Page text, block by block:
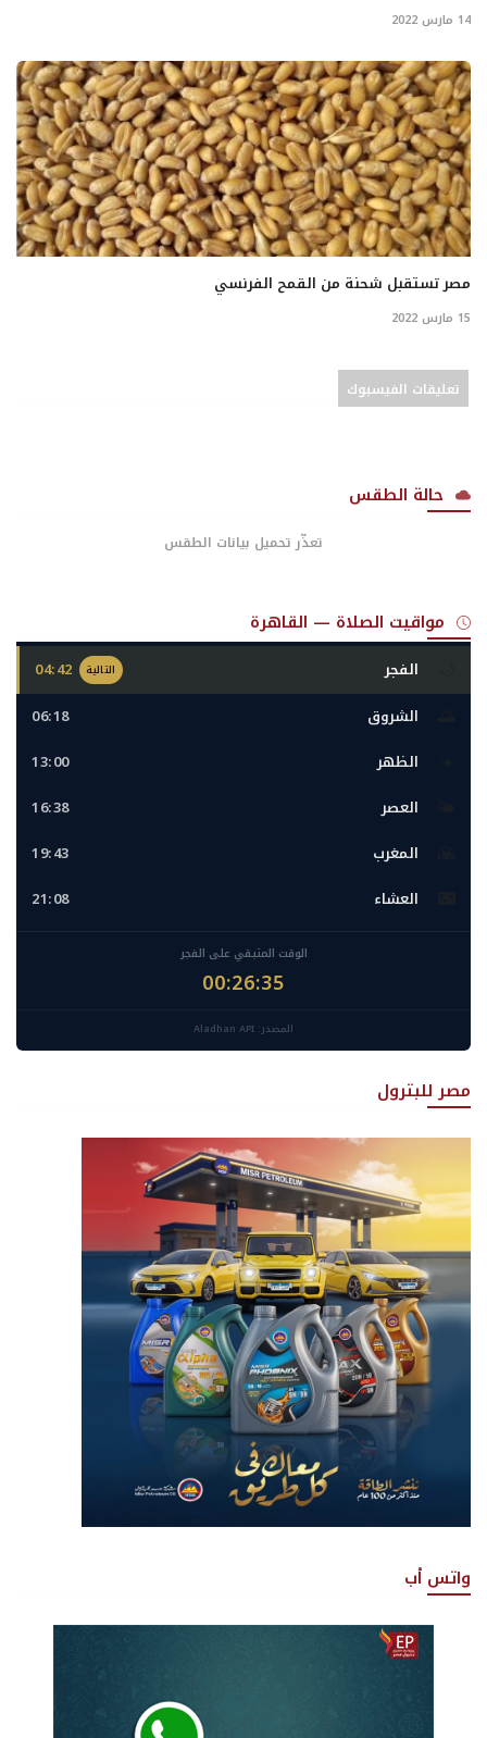
14 مارس 2022
مصر تستقبل شحنة من القمح الفرنسي
15 مارس 2022
تعليقات الفيسبوك
حالة الطقس
تعذّر تحميل بيانات الطقس
مواقيت الصلاة — القاهرة
الفجر التالية 04:42
الشروق 06:18
الظهر 13:00
العصر 16:38
المغرب 19:43
العشاء 21:08
الوقت المتبقي على الفجر
00:26:34
المصدر: Aladhan API
مصر للبترول
واتس أب